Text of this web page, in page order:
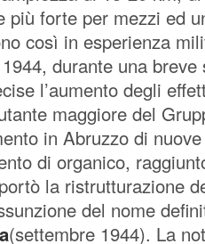
più forte per mezzi ed
così in esperienza
durante una
l’aumento degli
maggiore del
in Abruzzo di
di organico,
la ristrutturazione
del nome
(settembre 1944). La